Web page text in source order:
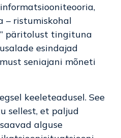
– ristumiskohal
päritolust tingituna
esindajad
seniajani mõneti
keeleteadusel. See
sellest, et paljud
alguse